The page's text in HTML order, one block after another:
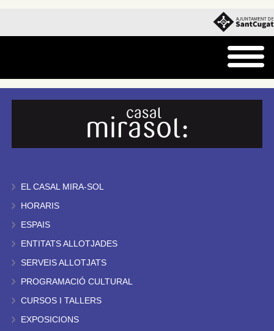
EL CASAL MIRA-SOL
HORARIS
ESPAIS
ENTITATS ALLOTJADES
SERVEIS ALLOTJATS
PROGRAMACIÓ CULTURAL
CURSOS I TALLERS
EXPOSICIONS